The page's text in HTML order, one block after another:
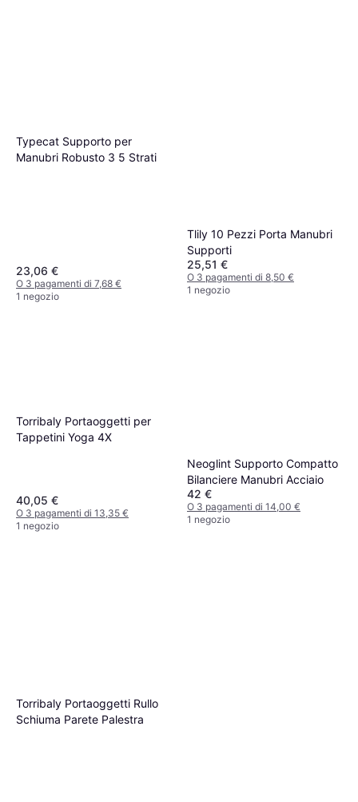
Typecat Supporto per
Manubri Robusto 3 5 Strati
23,06 €
O 3 pagamenti di 7,68 €
1 negozio
Tlily 10 Pezzi Porta Manubri
Supporti
25,51 €
O 3 pagamenti di 8,50 €
1 negozio
Torribaly Portaoggetti per
Tappetini Yoga 4X
40,05 €
O 3 pagamenti di 13,35 €
1 negozio
Neoglint Supporto Compatto
Bilanciere Manubri Acciaio
42 €
O 3 pagamenti di 14,00 €
1 negozio
Torribaly Portaoggetti Rullo
Schiuma Parete Palestra